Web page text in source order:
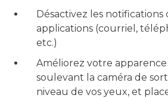
Désactivez les notifications
applications (courriel,
etc.)
Améliorez votre
soulevant la caméra de
niveau de vos yeux, et